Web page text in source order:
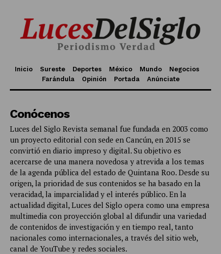
Inicio Sureste Deportes México Mundo
Negocios
Farándula
Opinión Portada Anúnciate
Conócenos
Luces del Siglo Revista semanal fue fundada en 2003 como
un proyecto editorial con sede en Cancún, en 2015 se
convirtió en diario impreso y digital. Su objetivo es
acercarse de una manera novedosa y atrevida a los temas
de la agenda pública del estado de Quintana Roo. Desde su
origen, la prioridad de sus contenidos se ha basado en la
veracidad, la imparcialidad y el interés público. En la
actualidad digital, Luces del Siglo opera como una empresa
multimedia con proyección global al difundir una variedad
de contenidos de investigación y en tiempo real, tanto
nacionales como internacionales, a través del sitio web,
canal de YouTube y redes sociales.